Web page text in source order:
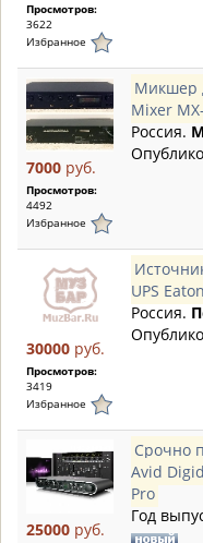
Просмотров:
3622
Избранное
7000 руб.
Просмотров:
4492
Избранное
Микшер
Mixer
Россия.
30000 руб.
Просмотров:
3419
Избранное
UPS
Россия.
25000 руб.
Срочно
Avid
Pro
Год